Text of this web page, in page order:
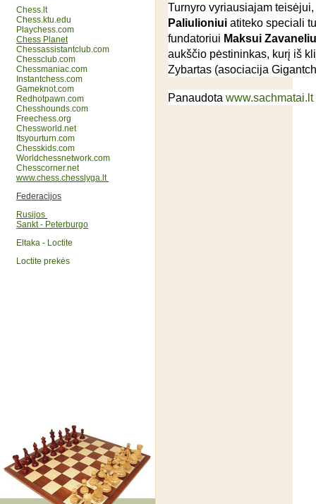
Chess.lt
Chess.ktu.edu
Playchess.com
Chess Planet
Chessassistantclub.com
Chessclub.com
Chessmaniac.com
Instantchess.com
Gameknot.com
Redhotpawn.com
Chesshounds.com
Freechess.org
Chessworld.net
Itsyourturn.com
Chesskids.com
Worldchessnetwork.com
Chesscorner.net
www.chess.chesslyga.lt
Federacijos
Rusijos
Sankt - Peterburgo
Eltaka - Loctite
Loctite prekės
Turnyro vyriausiajam
Paliulioniui atiteko speciali
fundatoriui Maksui
aukščio pėstininkas, kurį iš
Zybartas (asociacija
Panaudota www.sachmatai.lt